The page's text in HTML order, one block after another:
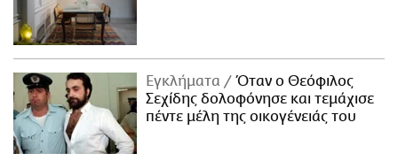
Εγκλήματα
Όταν ο Θεόφιλος
Σεχίδης δολοφόνησε και τεμάχισε
πέντε μέλη της οικογένειάς του